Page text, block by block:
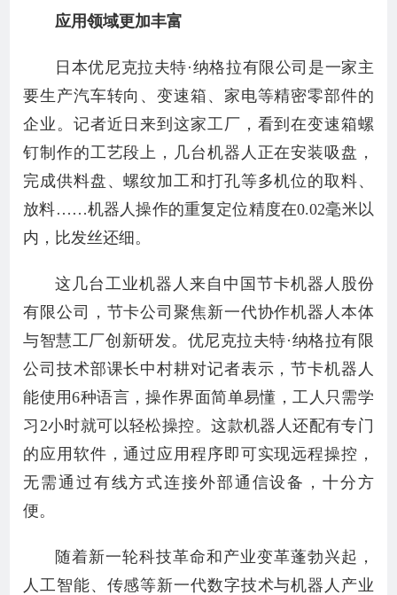
应用领域更加丰富
日本优尼克拉夫特·纳格拉有限公司是一家主
要生产汽车转向、变速箱、家电等精密零部件的
企业。记者近日来到这家工厂，看到在变速箱螺
钉制作的工艺段上，几台机器人正在安装吸盘，
完成供料盘、螺纹加工和打孔等多机位的取料、
放料……机器人操作的重复定位精度在0.02毫米以
内，比发丝还细。
这几台工业机器人来自中国节卡机器人股份
有限公司，节卡公司聚焦新一代协作机器人本体
与智慧工厂创新研发。优尼克拉夫特·纳格拉有限
公司技术部课长中村耕对记者表示，节卡机器人
能使用6种语言，操作界面简单易懂，工人只需学
习2小时就可以轻松操控。这款机器人还配有专门
的应用软件，通过应用程序即可实现远程操控，
无需通过有线方式连接外部通信设备，十分方
便。
随着新一轮科技革命和产业变革蓬勃兴起，
人工智能、传感等新一代数字技术与机器人产业